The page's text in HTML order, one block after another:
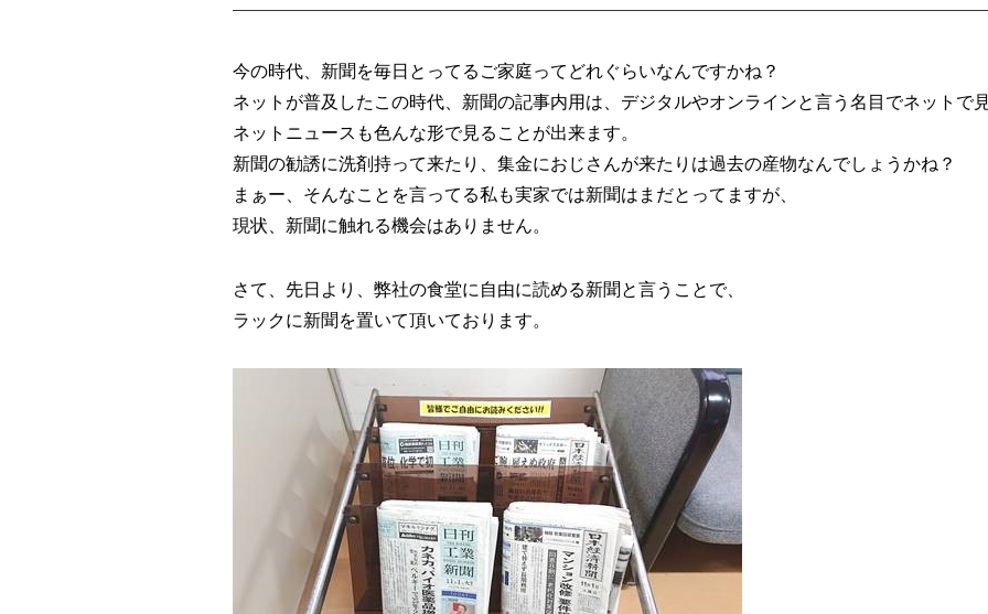
今の時代、新聞を毎日とってるご家庭ってどれぐらいなんですかね？
ネットが普及したこの時代、新聞の記事内用は、デジタルやオンラインと言う名目でネットで
ネットニュースも色んな形で見ることが出来ます。
新聞の勧誘に洗剤持って来たり、集金におじさんが来たりは過去の産物なんでしょうかね？
まぁー、そんなことを言ってる私も実家では新聞はまだとってますが、
現状、新聞に触れる機会はありません。
さて、先日より、弊社の食堂に自由に読める新聞と言うことで、
ラックに新聞を置いて頂いております。